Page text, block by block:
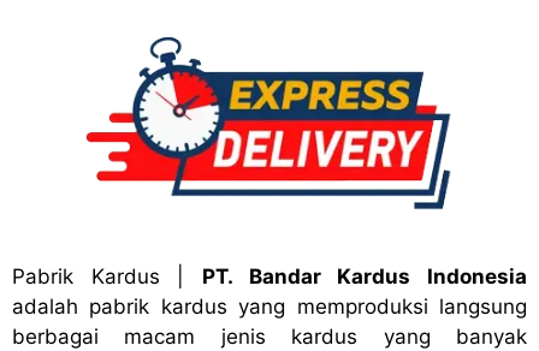
Pabrik Kardus
PT. Bandar Kardus Indonesia
adalah pabrik kardus yang memproduksi langsung
berbagai macam jenis kardus yang banyak